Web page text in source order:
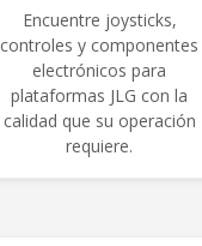
Encuentre joysticks,
controles y componentes
electrónicos para
plataformas JLG con la
calidad que su operación
requiere.